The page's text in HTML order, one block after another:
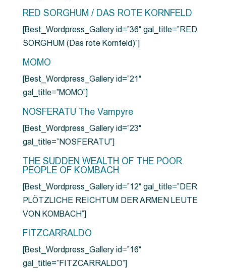
RED SORGHUM / DAS ROTE KORNFELD
[Best_Wordpress_Gallery id=”36″ gal_title=”RED
SORGHUM (Das rote Kornfeld)”]
MOMO
[Best_Wordpress_Gallery id=”21″
gal_title=”MOMO”]
NOSFERATU The Vampyre
[Best_Wordpress_Gallery id=”23″
gal_title=”NOSFERATU”]
THE SUDDEN WEALTH OF THE POOR
PEOPLE OF KOMBACH
[Best_Wordpress_Gallery id=”12″ gal_title=”DER
PLÖTZLICHE REICHTUM DER ARMEN LEUTE
VON KOMBACH”]
FITZCARRALDO
[Best_Wordpress_Gallery id=”16″
gal_title=”FITZCARRALDO”]